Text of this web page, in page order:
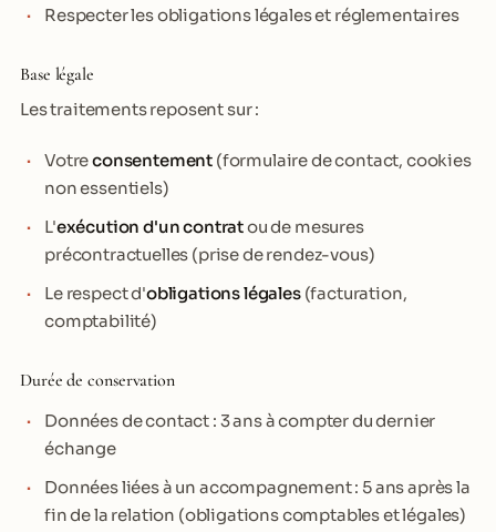
Respecter les obligations légales et réglementaires
Base légale
Les traitements reposent sur :
Votreconsentement (formulaire de contact, cookies
non essentiels)
L'exécution d'un contratou de mesures
précontractuelles (prise de rendez-vous)
Le respect d'obligations légales(facturation,
comptabilité)
Durée de conservation
Données de contact : 3 ans à compter du dernier
échange
Données liées à un accompagnement : 5 ans après la
fin de la relation (obligations comptables et légales)